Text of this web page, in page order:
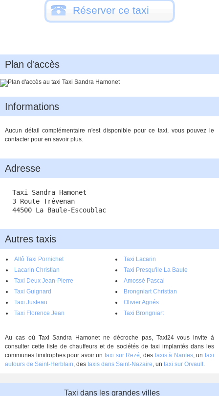
Réserver ce taxi
Plan d'accès
Informations
Aucun détail complémentaire n'est disponible pour ce taxi, vous pouvez le
contacter pour en savoir plus.
Adresse
Taxi Sandra Hamonet
3 Route Trévenan
44500 La Baule-Escoublac
Autres taxis
Allô Taxi Pornichet
Taxi Lacarin
Lacarin Christian
Taxi Presqu'ile La Baule
Taxi Deux Jean-Pierre
Amossé Pascal
Taxi Guignard
Brongniart Christian
Taxi Justeau
Olivier Agnés
Taxi Florence Jean
Taxi Brongniart
Au cas où Taxi Sandra Hamonet ne décroche pas, Taxi24 vous invite à
consulter cette liste de chauffeurs et de sociétés de taxi implantés dans les
communes limitrophes pour avoir untaxi sur Rezé, des taxis à Nantes, untaxi
autours de Saint-Herblain, des taxis dans Saint-Nazaire, un taxi sur Orvault.
Taxi dans les grandes villes